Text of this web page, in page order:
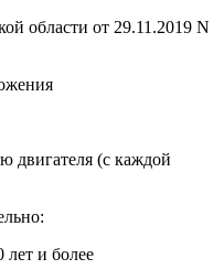
области от 29.11.2019 N
двигателя (с каждой
лет и более